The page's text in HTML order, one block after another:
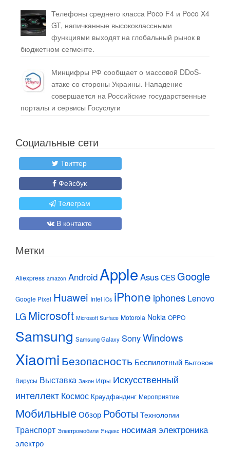
Телефоны среднего класса Poco F4 и Poco X4
GT, напичканные высококлассными
функциями выходят на глобальный рынок в
бюджетном сегменте.
Минцифры РФ сообщает о массовой DDoS-
атаке со стороны Украины. Нападение
совершается на Российские государственные
порталы и сервисы Госуслуги
Социальные сети
Твиттер
Фейсбук
Телеграм
В контакте
Метки
Aliexpress amazon Android Apple Asus CES Google
Google Pixel Huawei Intel iOs iPhone iphones Lenovo
LG Microsoft Microsoft Surface Motorola Nokia OPPO
Samsung Samsung Galaxy SonyWindows
Xiaomi Безопасность Беспилотный Бытовое
Вирусы Выставка Закон Игры Искусственный
интеллект Космос Краудфандинг Мероприятие
МобильныеОбзор Роботы Технологии
Транспорт Электромобили Яндекс носимая электроника
электро